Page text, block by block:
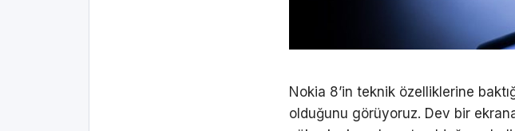
Nokia 8’in teknik özelliklerine
olduğunu görüyoruz. Dev bir